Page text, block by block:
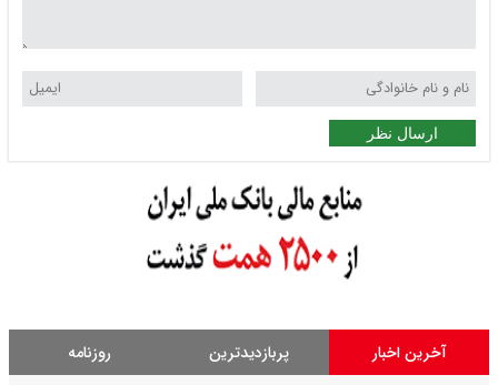
ارسال نظر
آخرین اخبار پربازدیدترین روزنامه